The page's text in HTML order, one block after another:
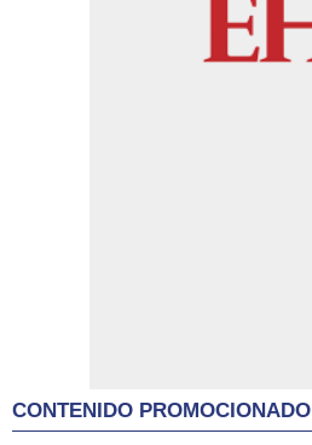
CONTENIDO PROMOCIONADO